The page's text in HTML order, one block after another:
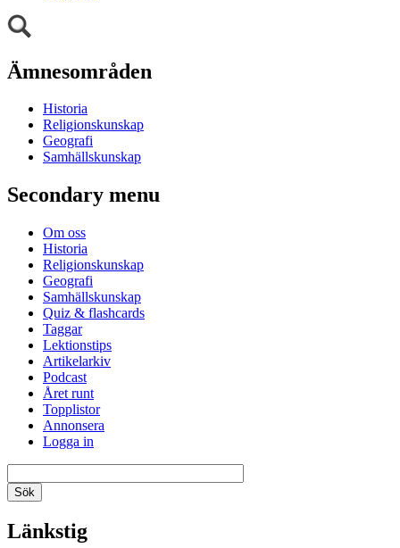
Ämnesområden
Historia
Religionskunskap
Geografi
Samhällskunskap
Secondary menu
Om oss
Historia
Religionskunskap
Geografi
Samhällskunskap
Quiz & flashcards
Taggar
Lektionstips
Artikelarkiv
Podcast
Året runt
Topplistor
Annonsera
Logga in
Länkstig